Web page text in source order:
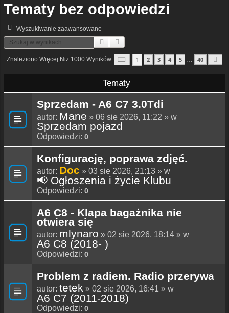
Tematy bez odpowiedzi
Wyszukiwanie zaawansowane
Szukaj
Znaleziono Więcej Niż 1000 Wyników Strona1 40
1 2 3 4 5 40
Tematy
Sprzedam - A6 C7 3.0Tdi
autor: Mane » 06 sie 2026, 11:22 » w
Sprzedam pojazd
Odpowiedzi: 0
Konfigurację, poprawa zdjęć.
autor: Doc » 03 sie 2026, 21:13 » w
📢 Ogłoszenia i życie Klubu
Odpowiedzi: 0
A6 C8 - Klapa bagażnika nie
otwiera się
autor: mlynaro » 02 sie 2026, 18:14 » w
A6 C8 (2018- )
Odpowiedzi: 0
Problem z radiem. Radio przerywa
autor: tetek » 02 sie 2026, 16:41 » w
A6 C7 (2011-2018)
Odpowiedzi: 0